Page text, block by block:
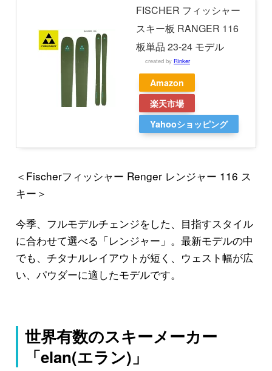
FISCHER フィッシャー
スキー板 RANGER 116
板単品 23-24 モデル
created by Rinker
Amazon
楽天市場
Yahooショッピング
＜Fischerフィッシャー Renger レンジャー 116 ス
キー＞
今季、フルモデルチェンジをした、目指すスタイル
に合わせて選べる「レンジャー」。最新モデルの中
でも、チタナルレイアウトが短く、ウェスト幅が広
い、パウダーに適したモデルです。
世界有数のスキーメーカー
「elan(エラン)」